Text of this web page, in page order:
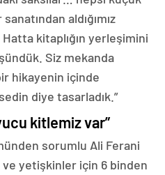
aldığımız
kitaplığın yerleşimini
Siz mekanda
hikayenin içinde
diye tasarladık.”
kitlemiz var”
sorumlu Ali Ferani
yetişkinler için 6 binden